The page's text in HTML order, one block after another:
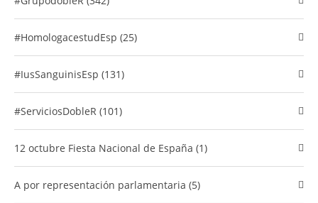
#HomologacestudEsp (25)
#IusSanguinisEsp (131)
#ServiciosDobleR (101)
12 octubre Fiesta Nacional de España (1)
A por representación parlamentaria (5)